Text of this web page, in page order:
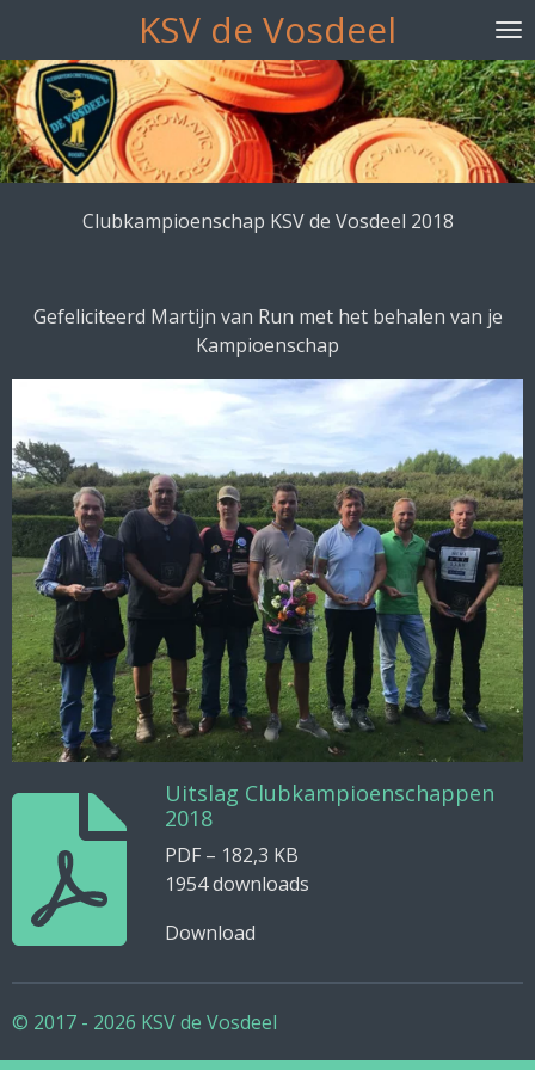
naar
de
hoofdinhoud
KSV de Vosdeel
Clubkampioenschap KSV de Vosdeel 2018
Gefeliciteerd Martijn van Run met het behalen van je
Kampioenschap
Uitslag Clubkampioenschappen
2018
PDF – 182,3 KB
1954 downloads
Download
© 2017 - 2026 KSV de Vosdeel